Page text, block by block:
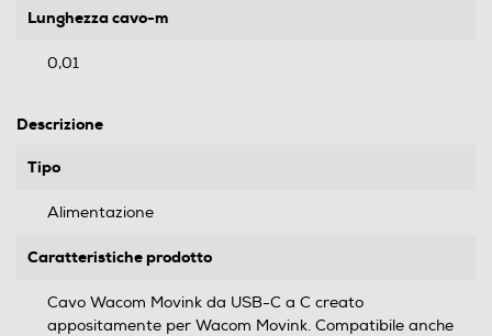
Lunghezza cavo-m
0,01
Descrizione
Tipo
Alimentazione
Caratteristiche prodotto
Cavo Wacom Movink da USB-C a C creato
appositamente per Wacom Movink. Compatibile anche